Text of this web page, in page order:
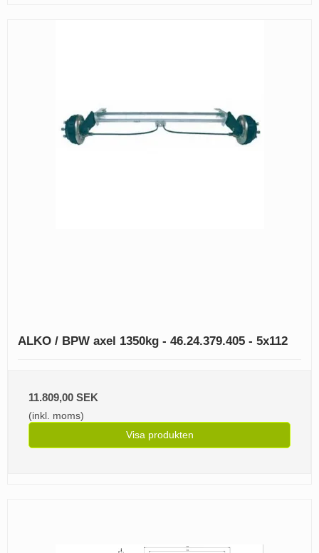
ALKO / BPW axel 1350kg - 46.24.379.405 - 5x112
11.809,00 SEK
(inkl. moms)
Visa produkten